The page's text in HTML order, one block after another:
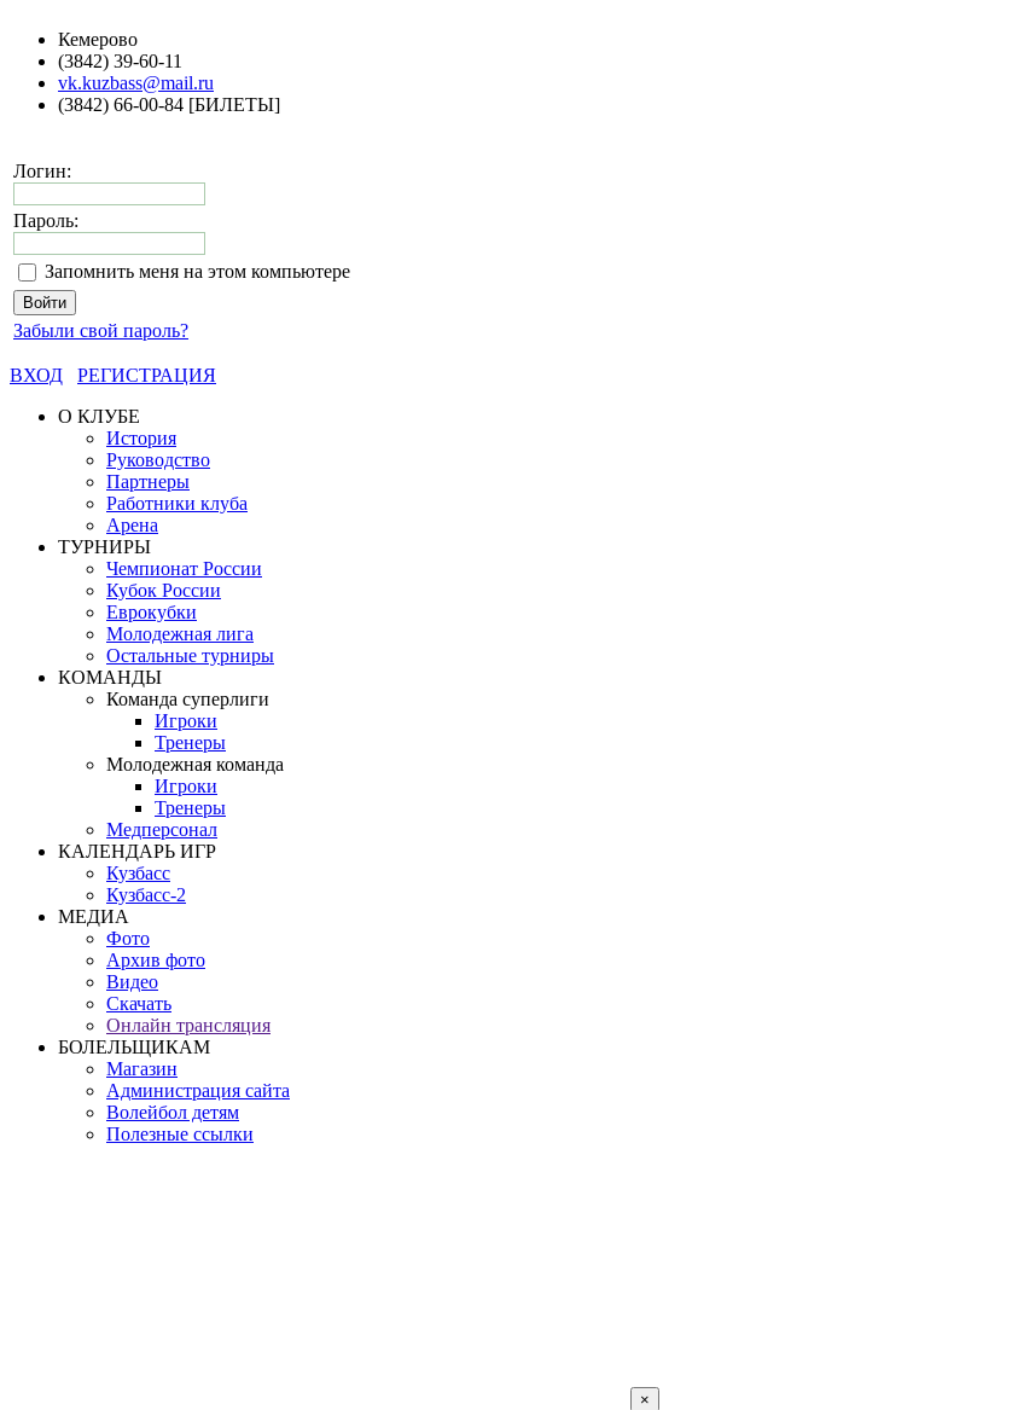
Кемерово
(3842) 39-60-11
vk.kuzbass@mail.ru
(3842) 66-00-84 [БИЛЕТЫ]
Логин:
Пароль:
Запомнить меня на этом компьютере
Забыли свой пароль?
ВХОД
РЕГИСТРАЦИЯ
О КЛУБЕ
История
Руководство
Партнеры
Работники клуба
Арена
ТУРНИРЫ
Чемпионат России
Кубок России
Еврокубки
Молодежная лига
Остальные турниры
КОМАНДЫ
Команда суперлиги
Игроки
Тренеры
Молодежная команда
Игроки
Тренеры
Медперсонал
КАЛЕНДАРЬ ИГР
Кузбасс
Кузбасс-2
МЕДИА
Фото
Архив фото
Видео
Скачать
Онлайн трансляция
БОЛЕЛЬЩИКАМ
Магазин
Администрация сайта
Волейбол детям
Полезные ссылки
×